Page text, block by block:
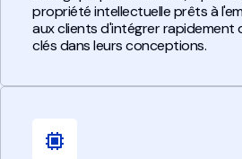
propriété intellectuelle prêts à
aux clients d'intégrer rapidement
clés dans leurs conceptions.